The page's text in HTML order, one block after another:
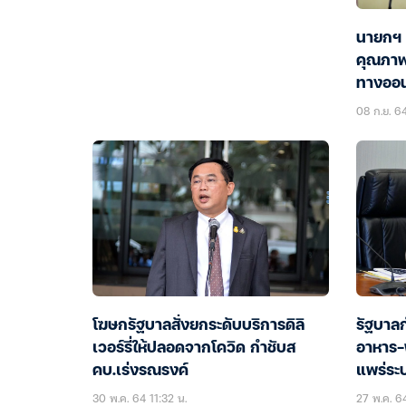
นายกฯ
คุณภา
ทางออ
08 ก.ย.
โฆษกรัฐบาลสั่งยกระดับบริการดิลิ
เวอร์รี่ให้ปลอดจากโควิด กำชับส
คบ.เร่งรณรงค์
30 พ.ค. 64 11:32 น.
รัฐบาล
อาหาร
แพร่ระ
27 พ.ค.